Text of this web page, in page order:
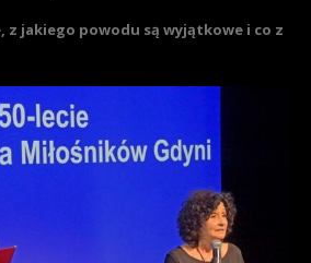
z jakiego powodu są wyjątkowe i co z